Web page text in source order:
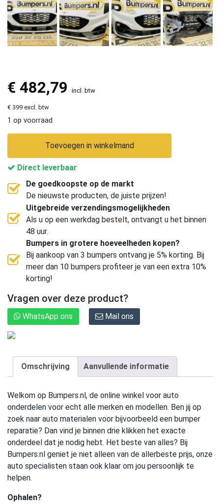
€ 482,79 incl. btw
€ 399 excl. btw
1 op voorraad
Toevoegen in winkelmand
Direct leverbaar
De goedkoopste op de markt
De nieuwste producten, de juiste prijzen!
Uitgebreide verzendingsmogelijkheden
Als u op een werkdag bestelt, ontvangt u het binnen
48 uur.
Bumpers in grotere hoeveelheden kopen?
Bij aankoop van 3 bumpers ontvang je 5% korting. Bij
meer dan 10 bumpers profiteer je van een extra 10%
korting!
Vragen over deze product?
WhatsApp ons Mail ons
Omschrijving Aanvullende informatie
Welkom op Bumpers.nl, de online winkel voor auto
onderdelen voor echt alle merken en modellen. Ben jij op
zoek naar auto materialen voor bijvoorbeeld een bumper
reparatie? Dan vind je binnen drie klikken het exacte
onderdeel dat je nodig hebt. Het beste van alles? Bij
Bumpers.nl geniet je niet alleen van de allerbeste prijs, onze
auto specialisten staan ook klaar om jou persoonlijk te
helpen.
Ophalen?